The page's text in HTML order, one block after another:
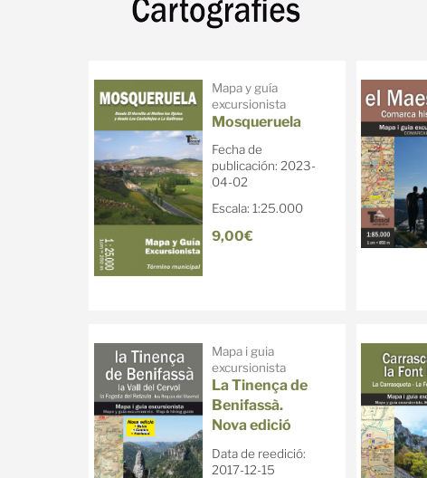
Mapa y guía
excursionista
Mosqueruela
Fecha de
publicación: 2023-
04-02
Escala: 1:25.000
9,00€
Mapa i guia
excursionista
La Tinença de
Benifassà.
Nova edició
Data de reedició:
2017-12-15